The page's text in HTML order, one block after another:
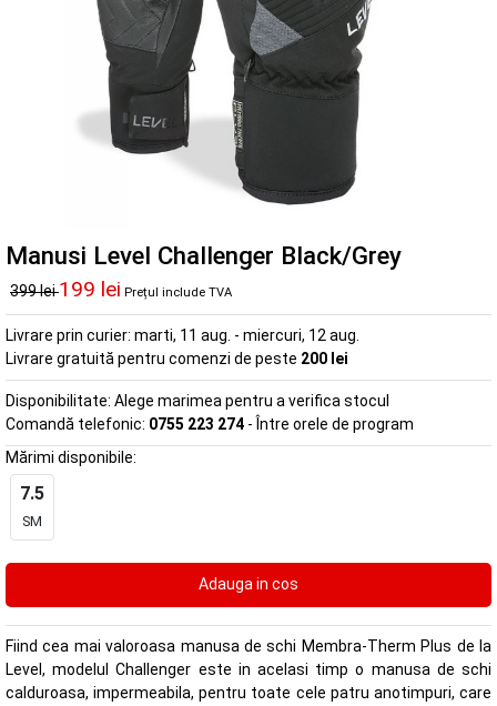
Manusi Level Challenger Black/Grey
399 lei199 lei Prețul include TVA
Livrare prin curier: marti, 11 aug. - miercuri, 12 aug.
Livrare gratuită pentru comenzi de peste 200 lei
Disponibilitate: Alege marimea pentru a verifica stocul
Comandă telefonic: 0755 223 274 - Între orele de program
Mărimi disponibile:
7.5
SM
Fiind cea mai valoroasa manusa de schi Membra-Therm Plus de la
Level, modelul Challenger este in acelasi timp o manusa de schi
calduroasa, impermeabila, pentru toate cele patru anotimpuri, care